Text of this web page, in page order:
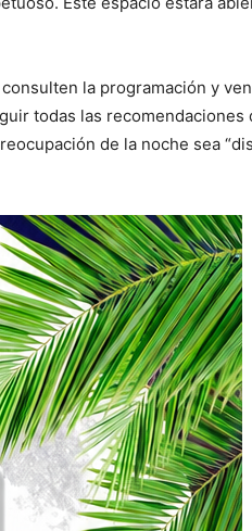
la programación y
todas las recomendaciones
de la noche sea